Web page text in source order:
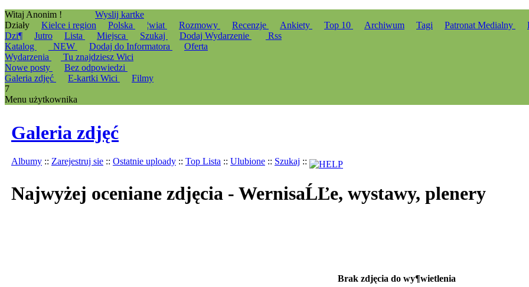
Witaj Anonim !
Wyslij kartke
Działy
Kielce i region Polska ¦wiat Rozmowy Recenzje Ankiety Top 10 Archiwum Tagi Patronat Medialny
Dzi¶
Jutro Lista Miejsca Szukaj Dodaj Wydarzenie
Rss
Katalog
_NEW Dodaj do Informatora
Oferta
Wydarzenia
Tu znajdziesz Wici
Nowe posty
Bez odpowiedzi
Galeria zdjęć
E-kartki Wici
Filmy
7
Menu użytkownika
Galeria zdjęć
Albumy :: Zarejestruj sie :: Ostatnie uploady :: Top Lista :: Ulubione :: Szukaj ::
Najwyżej oceniane zdjęcia - WernisaĹĽe, wystawy, plenery
Brak zdjęcia do wy¶wietlenia